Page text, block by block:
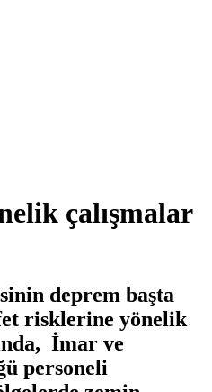
çalışmalar
deprem başta
risklerine yönelik
İmar ve
personeli